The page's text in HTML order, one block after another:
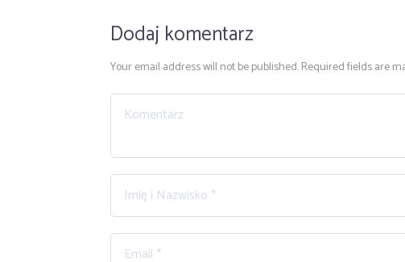
Dodaj komentarz
Your email address will not be published. Required fields are